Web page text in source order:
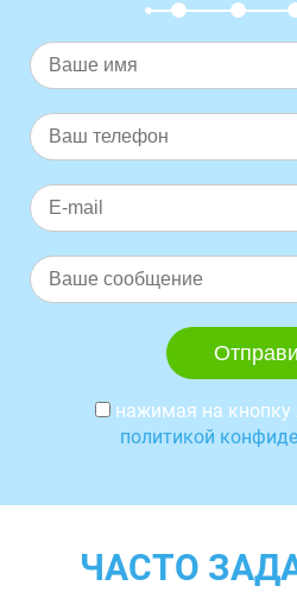
нажимая на
политикой
ЧАСТО